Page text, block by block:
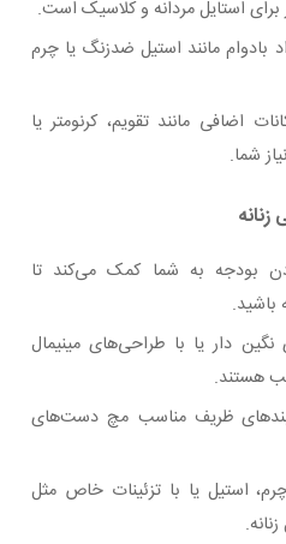
استایل مردانه و کلاسیک است.
بادوام مانند استیل ضدزنگ یا چرم
اضافی مانند تقویم، کرنومتر یا
شما.
بودجه به شما کمک می‌کند تا
دار یا با طراحی‌های مینیمال
هستند.
ظریف مناسب مچ دست‌های
استیل یا با تزئینات خاص مثل